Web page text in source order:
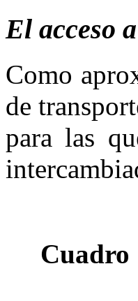
El acceso
Como
de
para las
Cuadro